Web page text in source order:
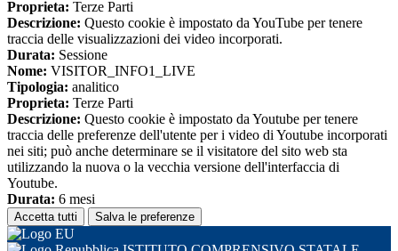
Proprieta: Terze Parti
Descrizione: Questo cookie è impostato da YouTube per tenere
traccia delle visualizzazioni dei video incorporati.
Durata: Sessione
Nome: VISITOR_INFO1_LIVE
Tipologia: analitico
Proprieta: Terze Parti
Descrizione: Questo cookie è impostato da Youtube per tenere
traccia delle preferenze dell'utente per i video di Youtube incorporati
nei siti; può anche determinare se il visitatore del sito web sta
utilizzando la nuova o la vecchia versione dell'interfaccia di
Youtube.
Durata: 6 mesi
Accetta tutti Salva le preferenze